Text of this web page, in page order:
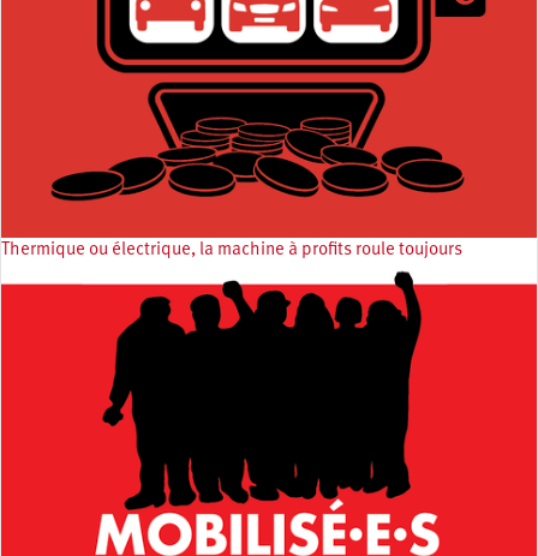
Thermique ou électrique, la machine à profits roule toujours